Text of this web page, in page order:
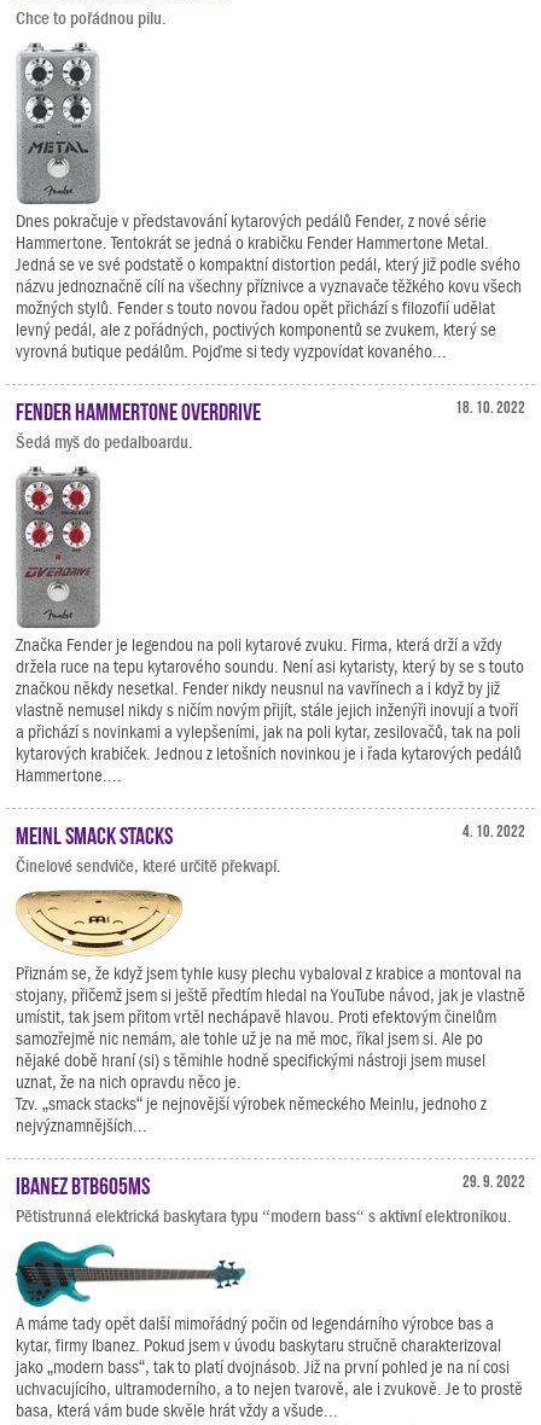
Chce to pořádnou pilu.
Dnes pokračuje v představování kytarových pedálů Fender, z nové série
Hammertone. Tentokrát se jedná o krabičku Fender Hammertone Metal.
Jedná se ve své podstatě o kompaktní distortion pedál, který již podle svého
názvu jednoznačně cílí na všechny příznivce a vyznavače těžkého kovu všech
možných stylů. Fender s touto novou řadou opět přichází s filozofií udělat
levný pedál, ale z pořádných, poctivých komponentů se zvukem, který se
vyrovná butique pedálům. Pojďme si tedy vyzpovídat kovaného...
18. 10. 2022
Fender Hammertone Overdrive
Šedá myš do pedalboardu.
Značka Fender je legendou na poli kytarové zvuku. Firma, která drží a vždy
držela ruce na tepu kytarového soundu. Není asi kytaristy, který by se s touto
značkou někdy nesetkal. Fender nikdy neusnul na vavřínech a i když by již
vlastně nemusel nikdy s ničím novým přijít, stále jejich inženýři inovují a tvoří
a přichází s novinkami a vylepšeními, jak na poli kytar, zesilovačů, tak na poli
kytarových krabiček. Jednou z letošních novinkou je i řada kytarových pedálů
Hammertone....
4. 10. 2022
Meinl Smack Stacks
Činelové sendviče, které určitě překvapí.
Přiznám se, že když jsem tyhle kusy plechu vybaloval z krabice a montoval na
stojany, přičemž jsem si ještě předtím hledal na YouTube návod, jak je vlastně
umístit, tak jsem přitom vrtěl nechápavě hlavou. Proti efektovým činelům
samozřejmě nic nemám, ale tohle už je na mě moc, říkal jsem si. Ale po
nějaké době hraní (si) s těmihle hodně specifickými nástroji jsem musel
uznat, že na nich opravdu něco je.
Tzv. „smack stacks“ je nejnovější výrobek německého Meinlu, jednoho z
nejvýznamnějších...
29. 9. 2022
Ibanez BTB605MS
Pětistrunná elektrická baskytara typu “modern bass“ s aktivní elektronikou.
A máme tady opět další mimořádný počin od legendárního výrobce bas a
kytar, firmy Ibanez. Pokud jsem v úvodu baskytaru stručně charakterizoval
jako „modern bass“, tak to platí dvojnásob. Již na první pohled je na ní cosi
uchvacujícího, ultramoderního, a to nejen tvarově, ale i zvukově. Je to prostě
basa, která vám bude skvěle hrát vždy a všude...